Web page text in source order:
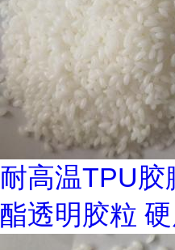
耐高温TPU胶
酯透明胶粒